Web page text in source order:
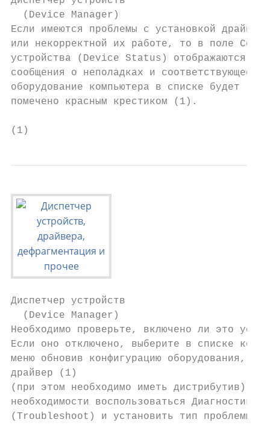
  (Device Manager)
Если имеются проблемы с установкой
или некорректной их работе, то в поле
устройства (Device Status) отображаются
сообщения о неполадках и соответствующее
оборудование компьютера в списке будет
помечено красным крестиком (1).
(1)
Диспетчер устройств
  (Device Manager)
Необходимо проверьте, включено ли это
Если оно отключено, выберите в списке
меню обновив конфигурацию оборудования,
драйвер (1)
(при этом необходимо иметь дистрибутив) и
необходимости воспользоваться Диагностикой
(Troubleshoot) и установить тип проблемы.